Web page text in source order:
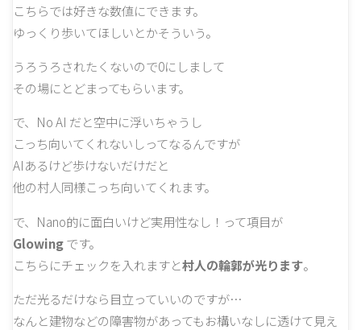
こちらでは好きな数値にできます。
ゆっくり歩いてほしいとかそういう。
うろうろされたくないので0にしまして
その場にとどまってもらいます。
で、No AI だと空中に浮いちゃうし
こっち向いてくれないしってなるんですが
AIあるけど歩けないだけだと
他の村人同様こっち向いてくれます。
で、Nano的に面白いけど実用性なし！って項目が
Glowingです。
こちらにチェックを入れますと村人の輪郭が光ります。
ただ光るだけなら目立っていいのですが…
なんと建物などの障害物があってもお構いなしに透けて見え